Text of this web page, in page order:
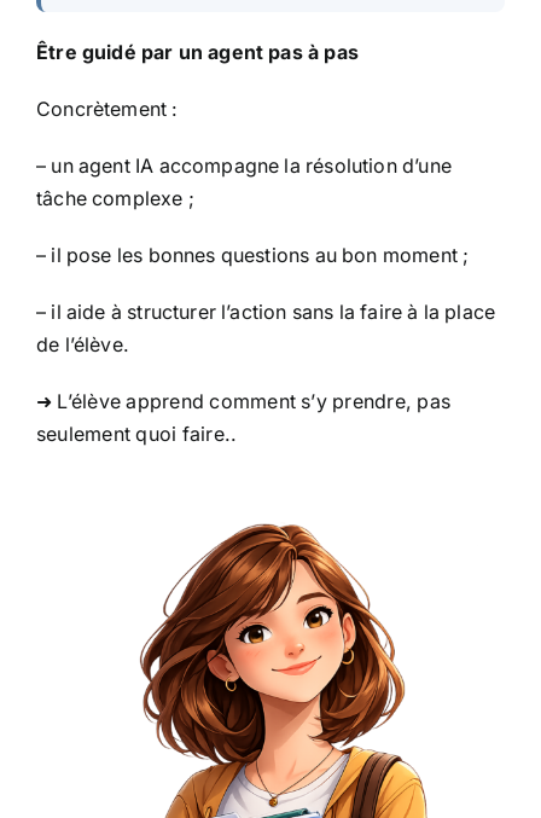
Être guidé par un agent pas à pas
Concrètement :
– un agent IA accompagne la résolution d’une
tâche complexe ;
– il pose les bonnes questions au bon moment ;
– il aide à structurer l’action sans la faire à la place
de l’élève.
➜ L’élève apprend comment s’y prendre, pas
seulement quoi faire..